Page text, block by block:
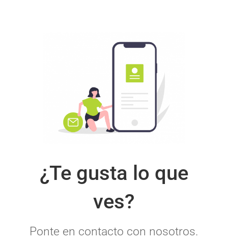
¿Te gusta lo que
ves?
Ponte en contacto con nosotros.